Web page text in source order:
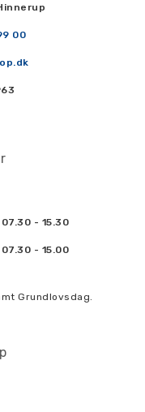
00
07.30 - 15.30
07.30 - 15.00
Grundlovsdag.